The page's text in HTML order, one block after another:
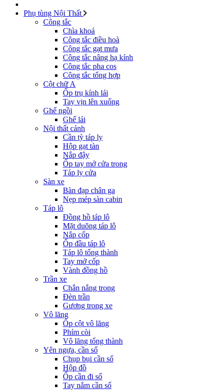
Phụ tùng Nội Thất
Công tắc
Chìa khoá
Công tắc điều hoà
Công tắc gạt mưa
Công tắc nâng hạ kính
Công tắc pha cos
Công tắc tổng hợp
Cột chữ A
Ốp trụ kính lái
Tay vịn lên xuống
Ghế ngồi
Ghế lái
Nội thất cánh
Cần tỳ táp ly
Hộp gạt tàn
Nắp đậy
Ốp tay mở cửa trong
Táp ly cửa
Sàn xe
Bàn đạp chân ga
Nẹp mép sàn cabin
Táp lô
Đồng hồ táp lô
Mặt duõng táp lô
Nắp cốp
Ốp đầu táp lô
Táp lô tổng thành
Tay mở cốp
Vành đồng hồ
Trần xe
Chắn nắng trong
Đèn trần
Gương trong xe
Vô lăng
Ốp cột vô lăng
Phím còi
Vô lăng tổng thành
Yên ngựa, cần số
Chụp bụi cần số
Hộp đồ
Ốp cần đi số
Tay nắm cần số